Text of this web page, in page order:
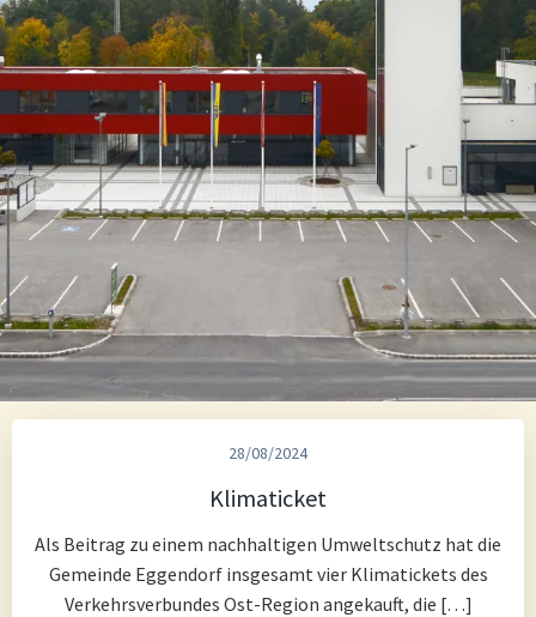
28/08/2024
Klimaticket
Als Beitrag zu einem nachhaltigen Umweltschutz hat die
Gemeinde Eggendorf insgesamt vier Klimatickets des
Verkehrsverbundes Ost-Region angekauft, die […]